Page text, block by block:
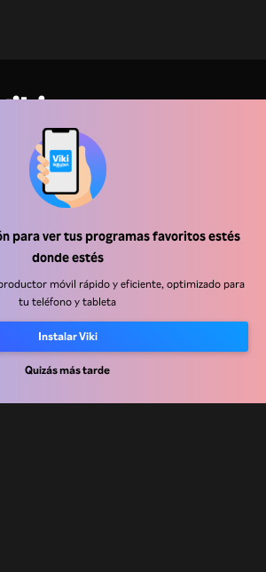
para ver tus programas favoritos estés
donde estés
móvil rápido y eficiente, optimizado para
tu teléfono y tableta
Instalar Viki
Quizás más tarde